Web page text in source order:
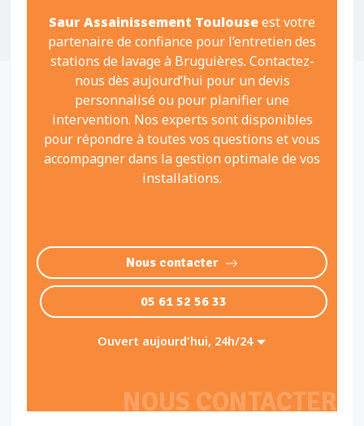
NOUS CONTACTER
Saur Assainissement Toulouseest votre
partenaire de confiance pour l’entretien des
stations de lavage à Bruguières. Contactez-
nous dès aujourd’hui pour un devis
personnalisé ou pour planifier une
intervention. Nos experts sont disponibles
pour répondre à toutes vos questions et vous
accompagner dans la gestion optimale de vos
installations.
Nous contacter
05 61 52 56 33
Ouvert aujourd'hui, 24h/24